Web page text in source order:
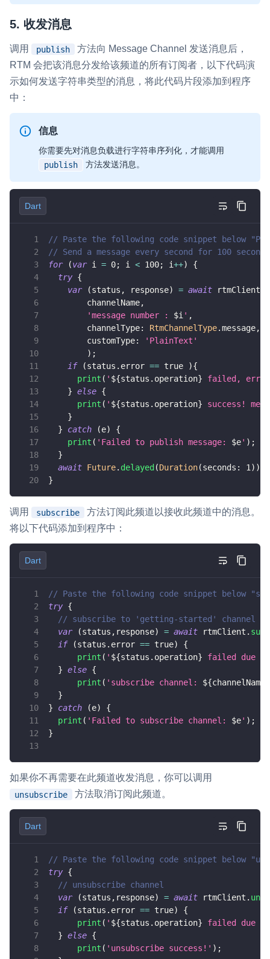
5. 收发消息
调用 publish
方法向 Message Channel 发送消息后，
RTM 会把该消息分发给该频道的所有订阅者，以下代码演
示如何发送字符串类型的消息，将此代码片段添加到程序
中：
信息
你需要先对消息负载进行字符串序列化，才能调用
publish
方法发送消息。
Dart
// Paste the following code snippet below
// Send a message every second for 100 seconds
for
(var i = 0; i < 100; i++)
{
try {
var
(status , response) = await rtmClient
        channelName
,
'message number : $i ' ,
        channelType
: RtmChannelType.message,
        customType
:
'PlainText'
) ;
if
(status . error == true ){
print ( ' ${status . operation} failed,
} else {
print ( ' ${status . operation} success!
}
}
catch (e)
{
print ( 'Failed to publish message: $e' ) ;
}
await Future. delayed (Duration(seconds : 1 ) )
}
调用 subscribe
方法订阅此频道以接收此频道中的消息。
将以下代码添加到程序中：
Dart
// Paste the following code snippet below
try {
// subscribe to 'getting-started' channel
var
(status , response) = await rtmClient .
if
(status . error == true)
{
print ( ' ${status . operation} failed due
} else {
print ( 'subscribe channel: ${channelName
}
}
catch (e)
{
print ( 'Failed to subscribe channel: $e' ) ;
}
如果你不再需要在此频道收发消息，你可以调用
unsubscribe 方法取消订阅此频道。
Dart
// Paste the following code snippet below
try {
// unsubscribe channel
var
(status , response) = await rtmClient .
if
(status . error == true)
{
print ( ' ${status . operation} failed due
} else {
print ( 'unsubscribe success!' ) ;